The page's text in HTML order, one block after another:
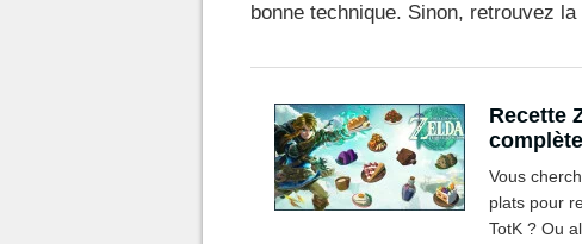
bonne technique. Sinon, retrouvez
Recette
les
Vous
plats pour
TotK ? Ou